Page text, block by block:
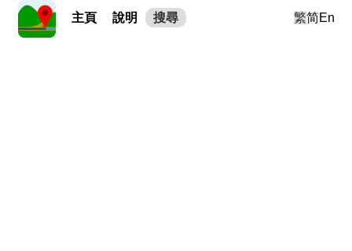
主頁 說明 搜尋 繁简En